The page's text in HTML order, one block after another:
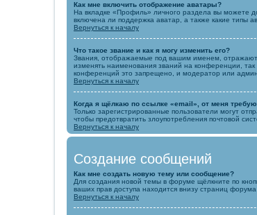
Как мне включить отображение аватары?
На вкладке «Профиль» личного раздела вы можете
включена ли поддержка аватар, а также какие типы
Вернуться к началу
Что такое звание и как я могу изменить его?
Звания, отображаемые под вашим именем,
изменять наименования званий на конференции,
конференций это запрещено, и модератор или
Вернуться к началу
Когда я щёлкаю по ссылке «email», от меня
Только зарегистрированные пользователи могут
чтобы предотвратить злоупотребления почтовой
Вернуться к началу
Создание сообщений
Как мне создать новую тему или сообщение?
Для создания новой темы в форуме щёлкните по
ваших прав доступа находится внизу страниц
Вернуться к началу